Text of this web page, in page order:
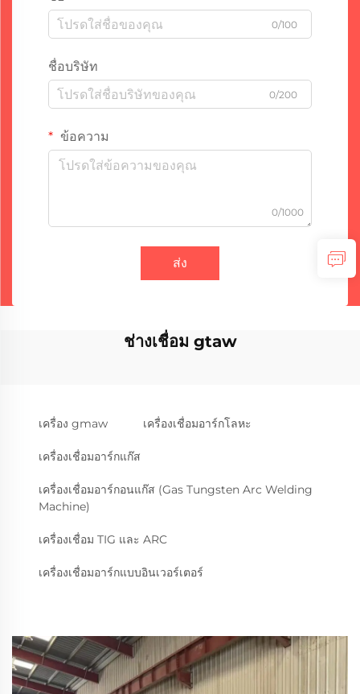
0/100
ชื่อบริษัท
0/200
ข้อความ
0/1000
ส่ง
ช่างเชื่อม gtaw
เครื่อง gmaw เครื่องเชื่อมอาร์กโลหะ
เครื่องเชื่อมอาร์กแก๊ส
เครื่องเชื่อมอาร์กอนแก๊ส (Gas Tungsten Arc Welding
Machine)
เครื่องเชื่อม TIG และ ARC
เครื่องเชื่อมอาร์กแบบอินเวอร์เตอร์